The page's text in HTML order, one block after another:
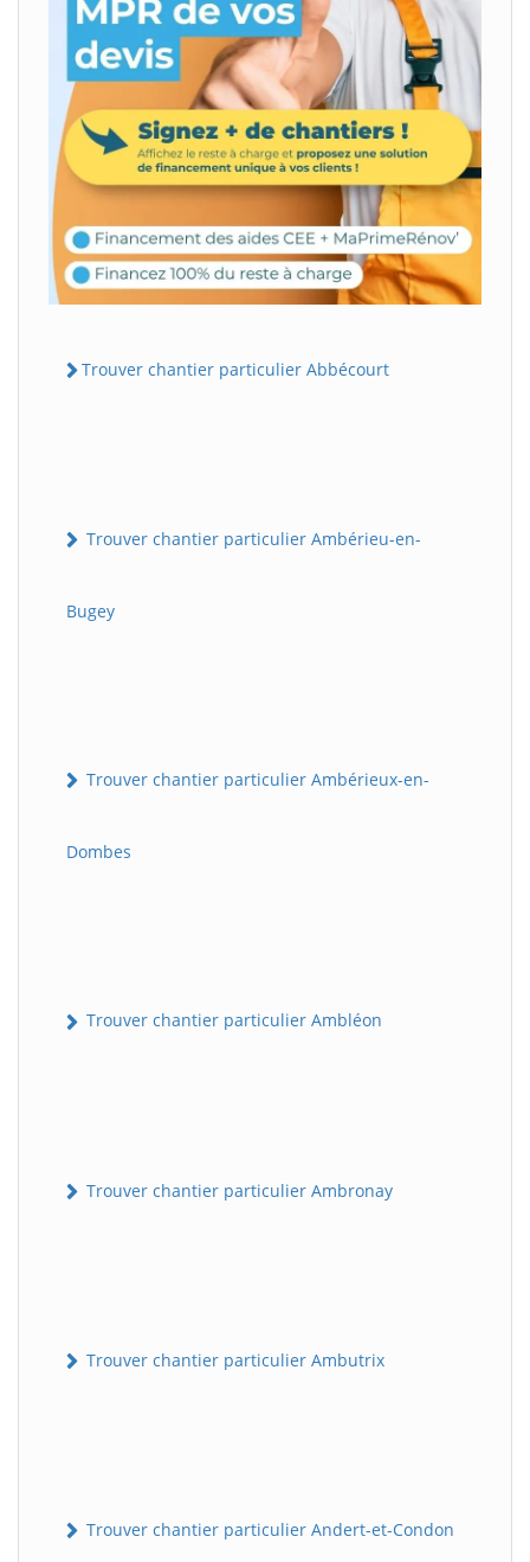
Trouver chantier particulier Abbécourt
Trouver chantier particulier Ambérieu-en-
Bugey
Trouver chantier particulier Ambérieux-en-
Dombes
Trouver chantier particulier Ambléon
Trouver chantier particulier Ambronay
Trouver chantier particulier Ambutrix
Trouver chantier particulier Andert-et-Condon